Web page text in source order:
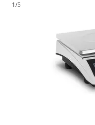
1/5